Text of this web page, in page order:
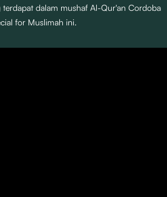
dalam mushaf Al-Qur'an Cordoba
for Muslimah ini.